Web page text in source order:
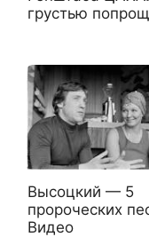
грустью
Высоцкий — 5
пророческих
Видео